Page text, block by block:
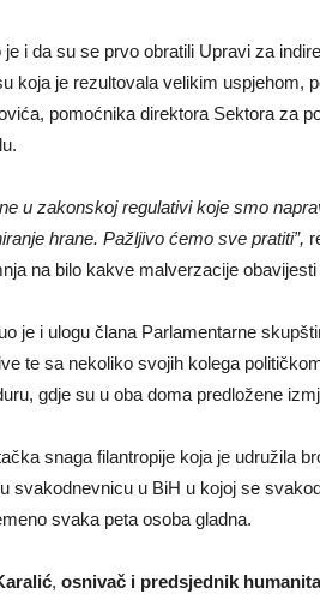
je i da su se prvo obratili Upravi za
koja je rezultovala velikim uspjehom,
pomoćnika direktora Sektora za
u zakonskoj regulativi koje smo
hrane. Pažljivo ćemo sve pratiti”,
na bilo kakve malverzacije obavijesti
je i ulogu člana Parlamentarne
te sa nekoliko svojih kolega
gdje su u oba doma predložene
snaga filantropije koja je udružila
svakodnevnicu u BiH u kojoj se
svaka peta osoba gladna.
, osnivač i predsjednik